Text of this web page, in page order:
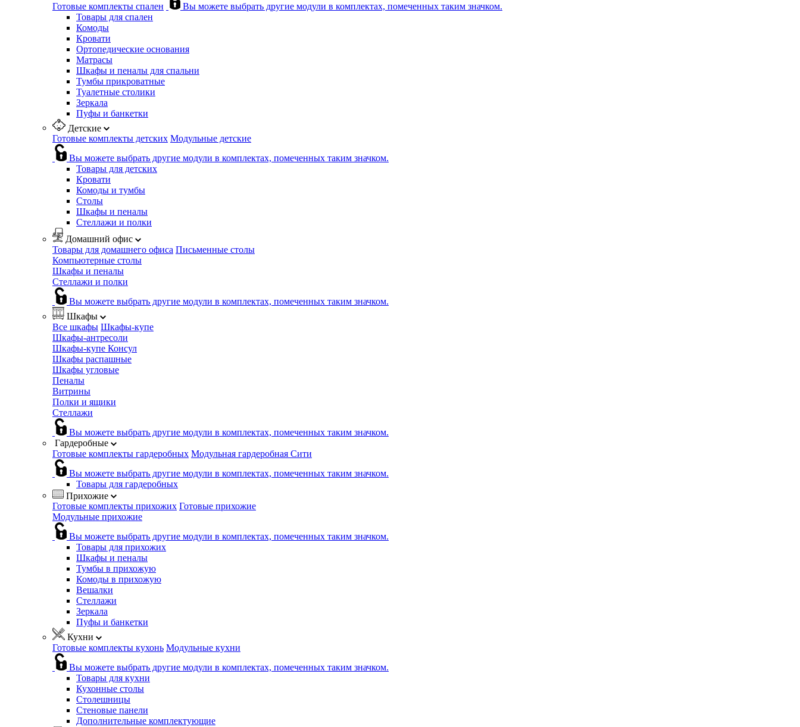
Готовые комплекты спален
Вы можете выбрать другие модули в комплектах, помеченных таким значком.
Товары для спален
Комоды
Кровати
Ортопедические основания
Матрасы
Шкафы и пеналы для спальни
Тумбы прикроватные
Туалетные столики
Зеркала
Пуфы и банкетки
Детские
Готовые комплекты детских Модульные детские
Вы можете выбрать другие модули в комплектах, помеченных таким значком.
Товары для детских
Кровати
Комоды и тумбы
Столы
Шкафы и пеналы
Стеллажи и полки
Домашний офис
Товары для домашнего офиса Письменные столы
Компьютерные столы
Шкафы и пеналы
Стеллажи и полки
Вы можете выбрать другие модули в комплектах, помеченных таким значком.
Шкафы
Все шкафы Шкафы-купе
Шкафы-антресоли
Шкафы-купе Консул
Шкафы распашные
Шкафы угловые
Пеналы
Витрины
Полки и ящики
Стеллажи
Вы можете выбрать другие модули в комплектах, помеченных таким значком.
Гардеробные
Готовые комплекты гардеробных Модульная гардеробная Сити
Вы можете выбрать другие модули в комплектах, помеченных таким значком.
Товары для гардеробных
Прихожие
Готовые комплекты прихожих Готовые прихожие
Модульные прихожие
Вы можете выбрать другие модули в комплектах, помеченных таким значком.
Товары для прихожих
Шкафы и пеналы
Тумбы в прихожую
Комоды в прихожую
Вешалки
Стеллажи
Зеркала
Пуфы и банкетки
Кухни
Готовые комплекты кухонь Модульные кухни
Вы можете выбрать другие модули в комплектах, помеченных таким значком.
Товары для кухни
Кухонные столы
Столешницы
Стеновые панели
Дополнительные комплектующие